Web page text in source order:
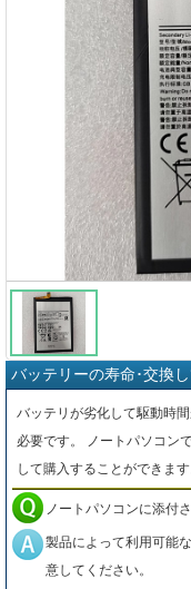
バッテリーの寿命･交換
バッテリが劣化して駆動時
必要です。 ノートパソコン
して購入することができます
ノートパソコンに添付
製品によって利用可能
意してください。